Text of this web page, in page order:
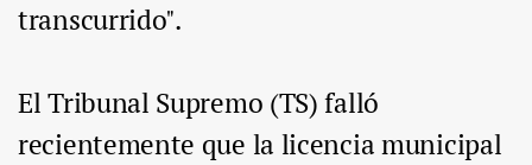
transcurrido".
El Tribunal Supremo (TS) falló
recientemente que la licencia municipal